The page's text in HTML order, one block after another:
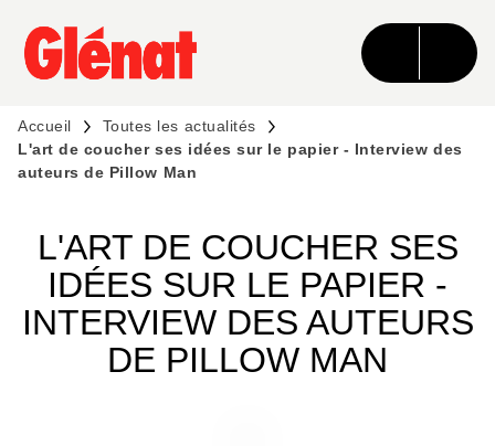
MENU RECHERCHE CONTENU
PIED DE PAGE
Accueil
Toutes les actualités
L'art de coucher ses idées sur le papier - Interview des
auteurs de Pillow Man
L'ART DE COUCHER SES
IDÉES SUR LE PAPIER -
INTERVIEW DES AUTEURS
DE PILLOW MAN